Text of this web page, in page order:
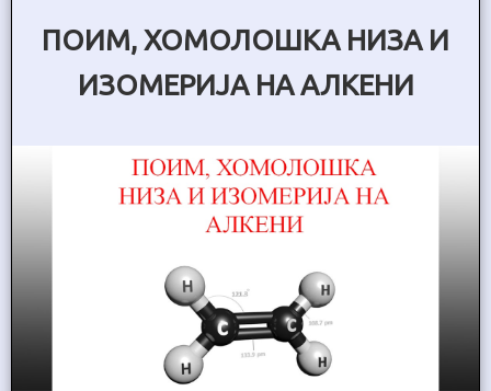
ПОИМ, ХОМОЛОШКА НИЗА И
ИЗОМЕРИЈА НА АЛКЕНИ